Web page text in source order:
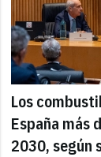
Los
España más
2030, según